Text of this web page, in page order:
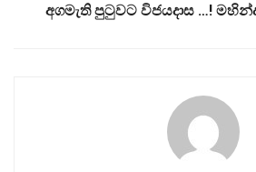
අගමැති පුටුවට විජයදාස …!